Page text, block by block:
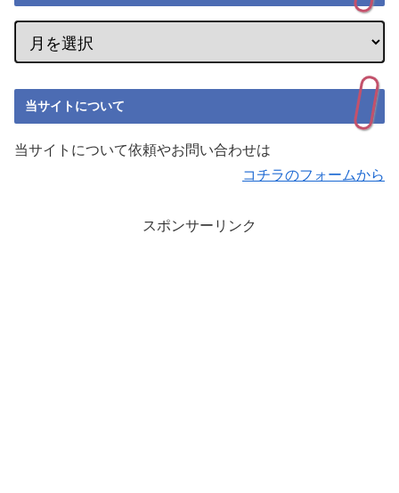
当サイトについて
当サイトについて依頼やお問い合わせは
コチラのフォームから
スポンサーリンク